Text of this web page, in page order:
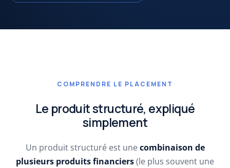
COMPRENDRE LE PLACEMENT
Le produit structuré, expliqué
simplement
Un produit structuré est unecombinaison de
plusieurs produits financiers(le plus souvent une